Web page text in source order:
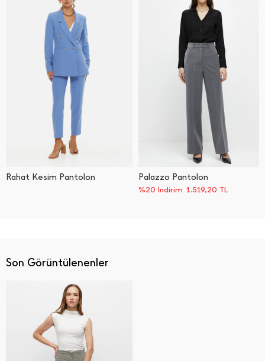
Rahat Kesim Pantolon Palazzo Pantolon
%20 İndirim 1.519,20 TL
Son Görüntülenenler